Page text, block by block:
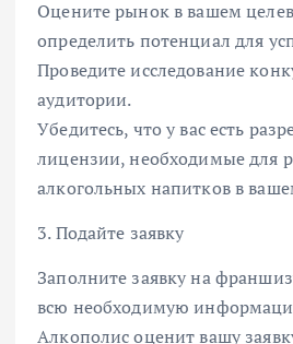
Оцените рынок в вашем
определить потенциал для
Проведите исследование
аудитории.
Убедитесь, что у вас есть
лицензии, необходимые для
алкогольных напитков в
3. Подайте заявку
Заполните заявку на
всю необходимую
Алкополис оценит вашу